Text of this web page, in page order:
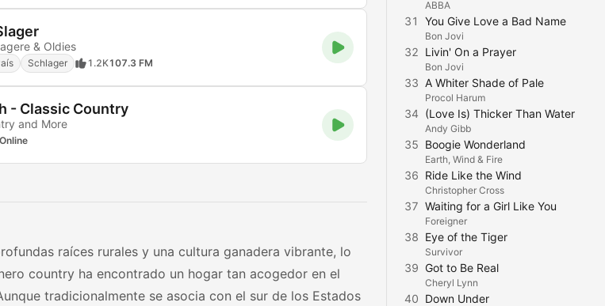
& Oldies
Schlager 1.2K107.3 FM
- Classic Country
and More
Online
raíces rurales y una cultura ganadera vibrante, lo
country ha encontrado un hogar tan acogedor en el
tradicionalmente se asocia con el sur de los Estados
ABBA
31 You Give Love a Bad Name
Bon Jovi
32 Livin' On a Prayer
Bon Jovi
33 A Whiter Shade of Pale
Procol Harum
34 (Love Is) Thicker Than Water
Andy Gibb
35 Boogie Wonderland
Earth, Wind & Fire
36 Ride Like the Wind
Christopher Cross
37 Waiting for a Girl Like You
Foreigner
38 Eye of the Tiger
Survivor
39 Got to Be Real
Cheryl Lynn
40 Down Under